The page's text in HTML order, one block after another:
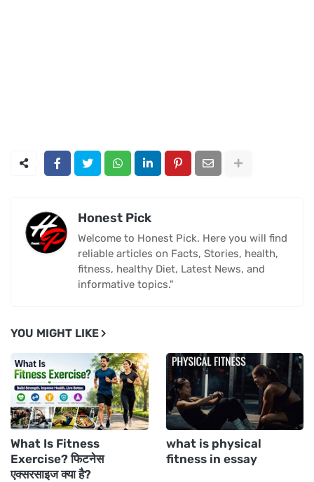
Honest Pick
Welcome to Honest Pick. Here you will find
reliable articles on Facts, Stories, health,
fitness, healthy Diet, Latest News, and
informative topics."
YOU MIGHT LIKE
What Is Fitness
Exercise? फिटनेस
एक्सरसाइज क्या है?
what is physical
fitness in essay